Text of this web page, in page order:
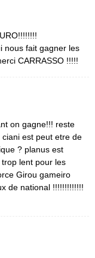
nous fait gagner les
CARRASSO !!!!!
on gagne!!! reste
ciani est peut etre de
? planus est
lent pour les
Girou gameiro
de national !!!!!!!!!!!!!